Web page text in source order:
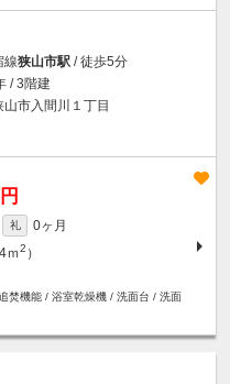
線狭山市駅 / 徒歩5分
/ 3階建
山市入間川１丁目
礼
0ヶ月
ｍ2 ）
焚機能 / 浴室乾燥機 / 洗面台 / 洗面